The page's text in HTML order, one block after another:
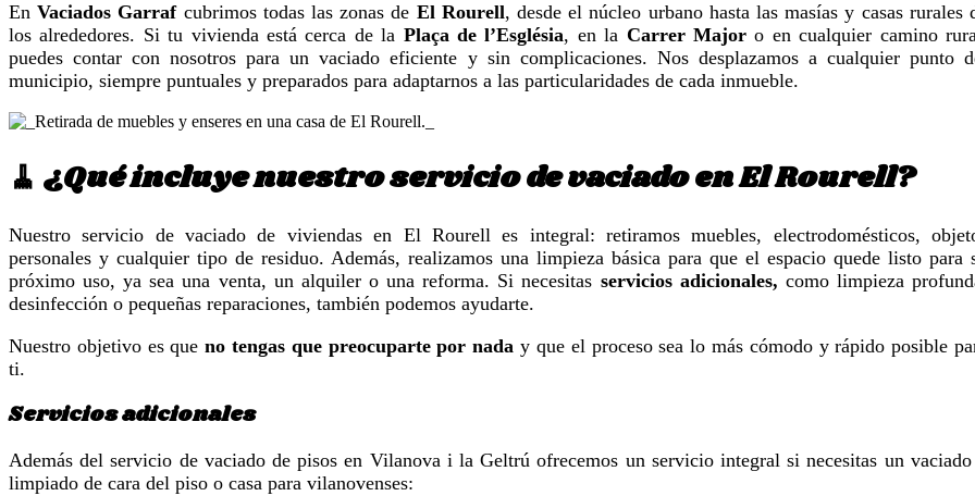
EnVaciados Garrafcubrimos todas las zonas de El Rourell, desde el núcleo urbano hasta las masías y casas rurales
los alrededores. Si tu vivienda está cerca de la Plaça de l’Església, en la Carrer Major o en cualquier camino
puedes contar con nosotros para un vaciado eficiente y sin complicaciones. Nos desplazamos a cualquier punto
municipio, siempre puntuales y preparados para adaptarnos a las particularidades de cada inmueble.
🧹 ¿Qué incluye nuestro servicio de vaciado en El Rourell?
Nuestro servicio de vaciado de viviendas en El Rourell es integral: retiramos muebles, electrodomésticos,
personales y cualquier tipo de residuo. Además, realizamos una limpieza básica para que el espacio quede listo para
próximo uso, ya sea una venta, un alquiler o una reforma. Si necesitas servicios adicionales, como limpieza
desinfección o pequeñas reparaciones, también podemos ayudarte.
Nuestro objetivo es queno tengas que preocuparte por nada y que el proceso sea lo más cómodo y rápido posible
ti.
Servicios adicionales
Además del servicio de vaciado de pisos en Vilanova i la Geltrú ofrecemos un servicio integral si necesitas un
limpiado de cara del piso o casa para vilanovenses: